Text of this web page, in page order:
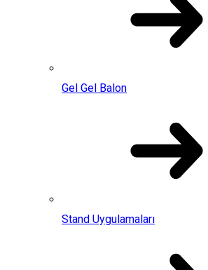
Gel Gel Balon
Stand Uygulamaları